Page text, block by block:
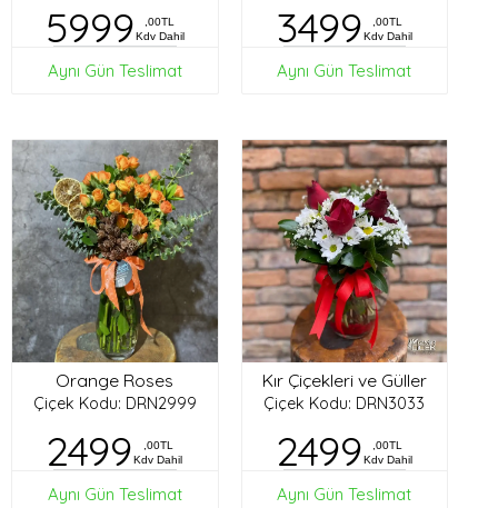
5999
,00TL
Kdv Dahil
Aynı Gün Teslimat
3499
,00TL
Kdv Dahil
Aynı Gün Teslimat
Orange Roses
Çiçek Kodu: DRN2999
2499
,00TL
Kdv Dahil
Aynı Gün Teslimat
Kır Çiçekleri ve Güller
Çiçek Kodu: DRN3033
2499
,00TL
Kdv Dahil
Aynı Gün Teslimat